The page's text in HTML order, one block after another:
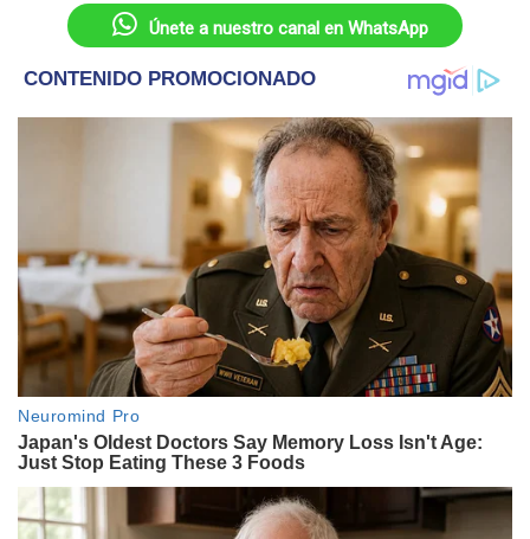
Únete a nuestro canal en WhatsApp